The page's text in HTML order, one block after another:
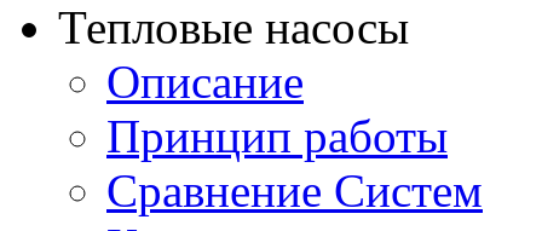
Тепловые насосы
Описание
Принцип работы
Сравнение Систем